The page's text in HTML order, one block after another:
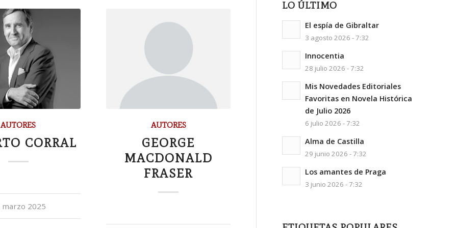
AUTORES
CORRAL
marzo 2025
AUTORES
GEORGE
MACDONALD
FRASER
LO ÚLTIMO
El espía de Gibraltar
3 agosto 2026 - 7:32
Innocentia
28 julio 2026 - 7:32
Mis Novedades Editoriales
Favoritas en Novela Histórica
de Julio 2026
6 julio 2026 - 7:32
Alma de Castilla
29 junio 2026 - 7:32
Los amantes de Praga
3 junio 2026 - 7:32